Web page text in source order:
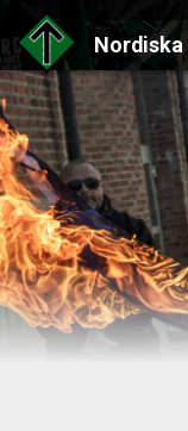
Nordiska